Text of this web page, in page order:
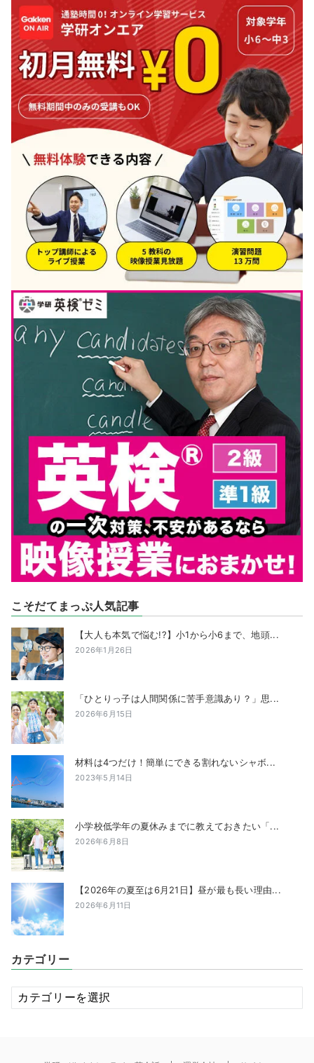
こそだてまっぷ人気記事
【大人も本気で悩む!?】小1から小6まで、地頭...
2026年1月26日
「ひとりっ子は人間関係に苦手意識あり？」思...
2026年6月15日
材料は4つだけ！簡単にできる割れないシャボ...
2023年5月14日
小学校低学年の夏休みまでに教えておきたい「...
2026年6月8日
【2026年の夏至は6月21日】昼が最も長い理由...
2026年6月11日
カテゴリー
カ
テ